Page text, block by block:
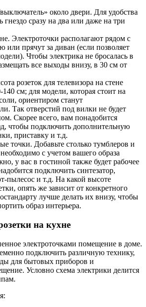
около двери. Для удобства
сразу на два или даже на три
Электроточки располагают рядом с
или прячут за диван (если позволяет
Чтобы электрика не бросалась в
все выходы внизу, в 30 см от
розеток для телевизора на стене
140 см; для модели, которая стоит на
ориентиром станут
Так отверстий под вилки не будет
Скорее всего, вам понадобится
чтобы подключить дополнительную
приставку и т.д.
точки. Добавьте столько тумблеров и
с учетом вашего образа
у вас в гостиной также будет рабочее
подключить синтезатор,
пылесос и т.д. На какой высоте
опять же зависит от конкретного
лучше делать их внизу, чтобы
образ интерьера.
на кухне
электроточками помещение в доме.
подключить различную технику,
для бытовых приборов и
Условно схема электрики делится